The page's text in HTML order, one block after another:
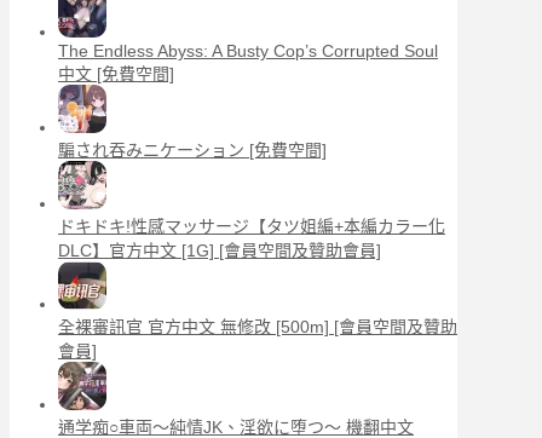
The Endless Abyss: A Busty Cop’s Corrupted Soul
中文 [免費空間]
騙され吞みニケーション [免費空間]
ドキドキ!性感マッサージ【タツ姐編+本編カラー化
DLC】官方中文 [1G] [會員空間及贊助會員]
全裸審訊官 官方中文 無修改 [500m] [會員空間及贊助
會員]
通学痴○車両～純情JK、淫欲に堕つ～ 機翻中文